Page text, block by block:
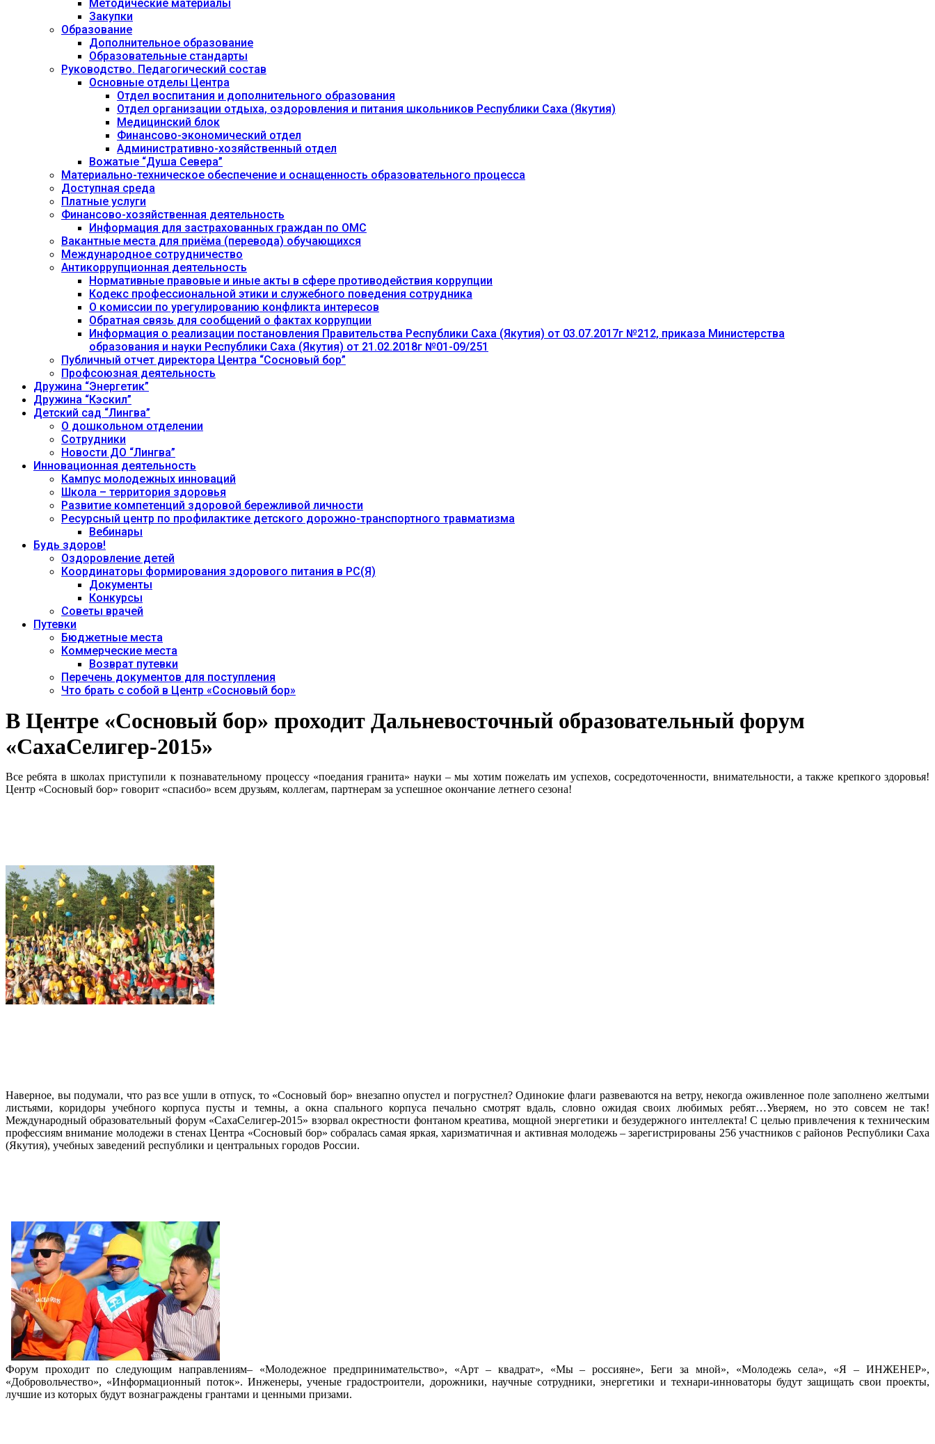
Методические материалы
Закупки
Образование
Дополнительное образование
Образовательные стандарты
Руководство. Педагогический состав
Основные отделы Центра
Отдел воспитания и дополнительного образования
Отдел организации отдыха, оздоровления и питания школьников Республики Саха (Якутия)
Медицинский блок
Финансово-экономический отдел
Административно-хозяйственный отдел
Вожатые “Душа Севера”
Материально-техническое обеспечение и оснащенность образовательного процесса
Доступная среда
Платные услуги
Финансово-хозяйственная деятельность
Информация для застрахованных граждан по ОМС
Вакантные места для приёма (перевода) обучающихся
Международное сотрудничество
Антикоррупционная деятельность
Нормативные правовые и иные акты в сфере противодействия коррупции
Кодекс профессиональной этики и служебного поведения сотрудника
О комиссии по урегулированию конфликта интересов
Обратная связь для сообщений о фактах коррупции
Информация о реализации постановления Правительства Республики Саха (Якутия) от 03.07.2017г №212, приказа Министерства
образования и науки Республики Саха (Якутия) от 21.02.2018г №01-09/251
Публичный отчет директора Центра “Сосновый бор”
Профсоюзная деятельность
Дружина “Энергетик”
Дружина “Кэскил”
Детский сад “Лингва”
О дошкольном отделении
Сотрудники
Новости ДО “Лингва”
Инновационная деятельность
Кампус молодежных инноваций
Школа – территория здоровья
Развитие компетенций здоровой бережливой личности
Ресурсный центр по профилактике детского дорожно-транспортного травматизма
Вебинары
Будь здоров!
Оздоровление детей
Координаторы формирования здорового питания в РС(Я)
Документы
Конкурсы
Советы врачей
Путевки
Бюджетные места
Коммерческие места
Возврат путевки
Перечень документов для поступления
Что брать с собой в Центр «Сосновый бор»
В Центре «Сосновый бор» проходит Дальневосточный образовательный форум
«СахаСелигер-2015»
Все ребята в школах приступили к познавательному процессу «поедания гранита» науки – мы хотим пожелать им успехов, сосредоточенности, внимательности, а также крепкого здоровья!
Центр «Сосновый бор» говорит «спасибо» всем друзьям, коллегам, партнерам за успешное окончание летнего сезона!
Наверное, вы подумали, что раз все ушли в отпуск, то «Сосновый бор» внезапно опустел и погрустнел? Одинокие флаги развеваются на ветру, некогда оживленное поле заполнено желтыми
листьями, коридоры учебного корпуса пусты и темны, а окна спального корпуса печально смотрят вдаль, словно ожидая своих любимых ребят…Уверяем, но это совсем не так!
Международный образовательный форум «СахаСелигер-2015» взорвал окрестности фонтаном креатива, мощной энергетики и безудержного интеллекта! С целью привлечения к техническим
профессиям внимание молодежи в стенах Центра «Сосновый бор» собралась самая яркая, харизматичная и активная молодежь – зарегистрированы 256 участников с районов Республики Саха
(Якутия), учебных заведений республики и центральных городов России.
Форум проходит по следующим направлениям– «Молодежное предпринимательство», «Арт – квадрат», «Мы – россияне», Беги за мной», «Молодежь села», «Я – ИНЖЕНЕР»,
«Добровольчество», «Информационный поток». Инженеры, ученые градостроители, дорожники, научные сотрудники, энергетики и технари-инноваторы будут защищать свои проекты,
лучшие из которых будут вознаграждены грантами и ценными призами.